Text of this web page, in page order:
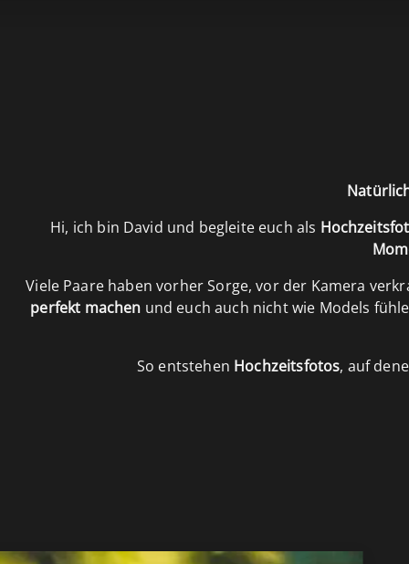
Hi, ich bin David und begleite euch als
Viele Paare haben vorher Sorge, vor der Kamera
perfekt machen und euch auch nicht wie Models
So entstehen Hochzeitsfotos, auf